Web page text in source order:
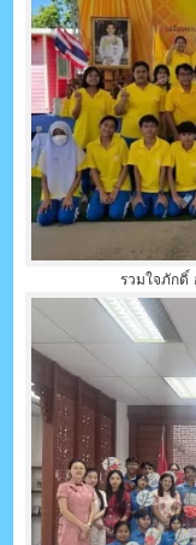
รวมใจภักดิ์